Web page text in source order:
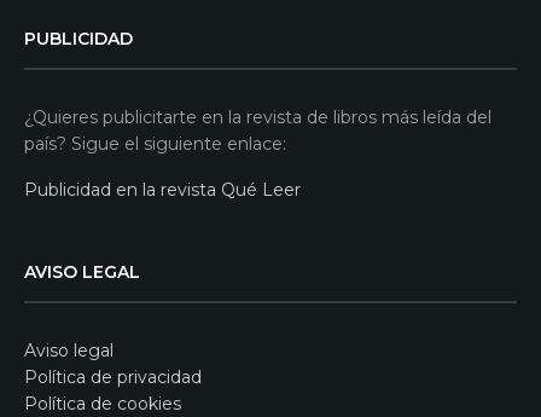
PUBLICIDAD
¿Quieres publicitarte en la revista de libros más leída del
país? Sigue el siguiente enlace:
Publicidad en la revista Qué Leer
AVISO LEGAL
Aviso legal
Política de privacidad
Política de cookies